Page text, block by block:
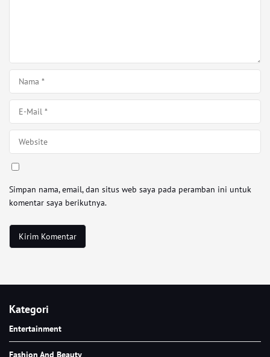
Simpan nama, email, dan situs web saya pada peramban ini untuk
komentar saya berikutnya.
Kategori
Entertainment
Fashion And Beauty